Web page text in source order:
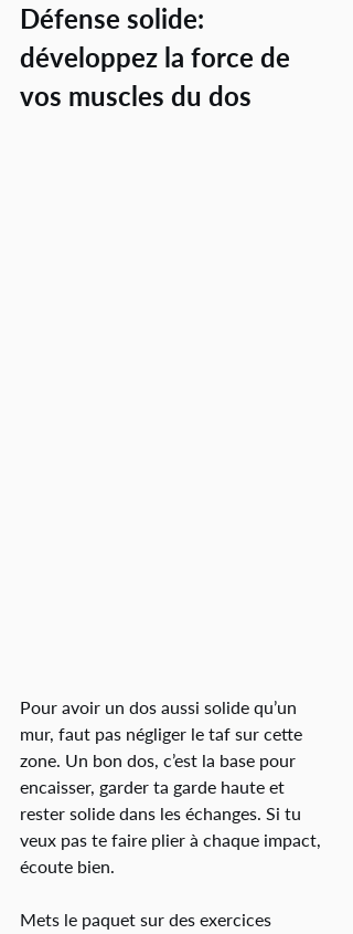
Défense solide:
développez la force de
vos muscles du dos
Pour avoir un dos aussi solide qu’un
mur, faut pas négliger le taf sur cette
zone. Un bon dos, c’est la base pour
encaisser, garder ta garde haute et
rester solide dans les échanges. Si tu
veux pas te faire plier à chaque impact,
écoute bien.
Mets le paquet sur des exercices